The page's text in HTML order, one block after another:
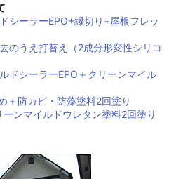
シーラーEPO+縁切り+屋根フレッ
のうえ打替え（2成分形変性シリコ
ドシーラーEPO＋クリーンマイル
＋防カビ・防藻塗料2回塗り
ンマイルドウレタン塗料2回塗り